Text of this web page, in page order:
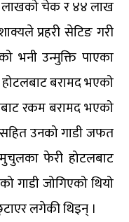
लाखको चेक र ४४ लाख
प्रहरी सेटिङ गरी
भनी उन्मुक्ति पाएका
बरामद भएको
रकम बरामद भएको
उनको गाडी जफत
मुचुलका फेरी होटलबाट
गाडी जोगिएको थियो
लगेकी थिइन् ।